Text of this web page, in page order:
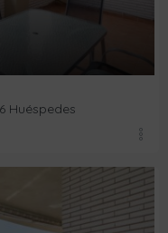
6 Huéspedes